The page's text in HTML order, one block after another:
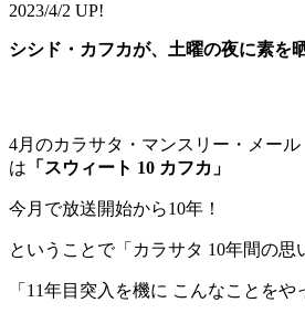
2023/4/2 UP!
シシド・カフカが、土曜の夜に素を
4月のカラサタ・マンスリー・メー
は 「スウィート 10 カフカ」
今月で放送開始から10年！
ということで「カラサタ 10年間の思
「11年目突入を機に こんなことを